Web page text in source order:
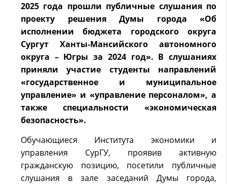
2025 года прошли публичные слушания по
проекту решения Думы города «Об
исполнении бюджета городского округа
Сургут Ханты-Мансийского автономного
округа – Югры за 2024 год». В слушаниях
приняли участие студенты направлений
«государственное и муниципальное
управление» и «управление персоналом», а
также специальности «экономическая
безопасность».
Обучающиеся Института экономики и
управления СурГУ, проявив активную
гражданскую позицию, посетили публичные
слушания в зале заседаний Думы города,